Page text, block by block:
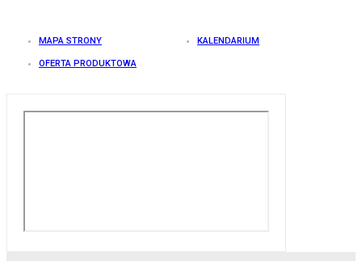
MAPA STRONY KALENDARIUM
OFERTA PRODUKTOWA